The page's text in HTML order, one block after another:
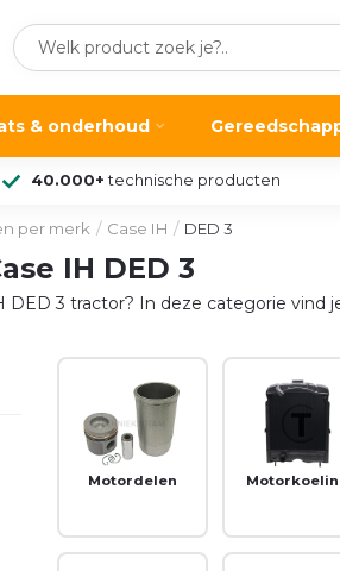
& onderhoud
40.000+ technische producten
per merk / Case IH / DED 3
IH DED 3
DED 3 tractor? In deze categorie
Motordelen